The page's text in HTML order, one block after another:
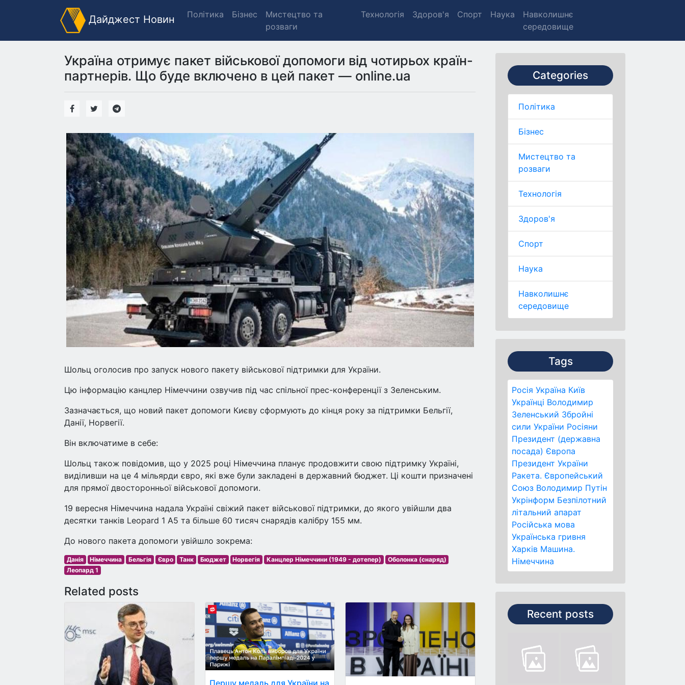
Дайджест Новин Політика Бізнес
Мистецтво та
розваги
Технологія Здоров'я Спорт Наука
Навколишнє
середовище
Categories
Політика
Бізнес
Мистецтво та
розваги
Технологія
Здоров'я
Спорт
Наука
Навколишнє
середовище
Tags
Росія Україна Київ
Українці Володимир
Зеленський Збройні
сили України Росіяни
Президент (державна
посада) Європа
Президент України
Ракета. Європейський
Союз Володимир Путін
Укрінформ Безпілотний
літальний апарат
Російська мова
Українська гривня
Харків Машина.
Німеччина
Recent posts
Україна отримує пакет військової допомоги від чотирьох країн-
партнерів. Що буде включено в цей пакет — online.ua
Шольц оголосив про запуск нового пакету військової підтримки для України.
Цю інформацію канцлер Німеччини озвучив під час спільної прес-конференції з Зеленським.
Зазначається, що новий пакет допомоги Києву сформують до кінця року за підтримки Бельгії,
Данії, Норвегії.
Він включатиме в себе:
Шольц також повідомив, що у 2025 році Німеччина планує продовжити свою підтримку Україні,
виділивши на це 4 мільярди євро, які вже були закладені в державний бюджет. Ці кошти призначені
для прямої двосторонньої військової допомоги.
19 вересня Німеччина надала Україні свіжий пакет військової підтримки, до якого увійшли два
десятки танків Leopard 1 A5 та більше 60 тисяч снарядів калібру 155 мм.
До нового пакета допомоги увійшло зокрема:
Данія Німеччина Бельгія Євро Танк Бюджет Норвегія Канцлер Німеччини (1949 - дотепер)
Оболонка (снаряд)
Леопард 1
Related posts
Першу медаль для України на